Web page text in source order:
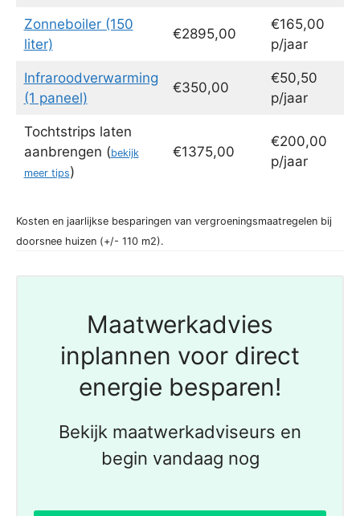
Zonneboiler (150
liter)
€2895,00
€165,00
p/jaar
Infraroodverwarming
(1 paneel)
€350,00
€50,50
p/jaar
Tochtstrips laten
aanbrengen (bekijk
meer tips)
€1375,00
€200,00
p/jaar
Kosten en jaarlijkse besparingen van vergroeningsmaatregelen bij
doorsnee huizen (+/- 110 m2).
Maatwerkadvies
inplannen voor direct
energie besparen!
Bekijk maatwerkadviseurs en
begin vandaag nog